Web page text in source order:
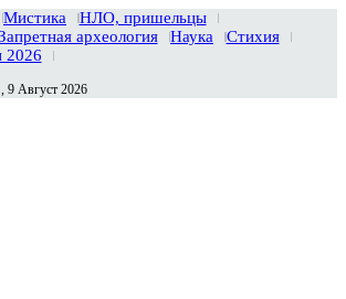
Мистика
НЛО, пришельцы
археология Наука
Стихия
2026
9 Август 2026